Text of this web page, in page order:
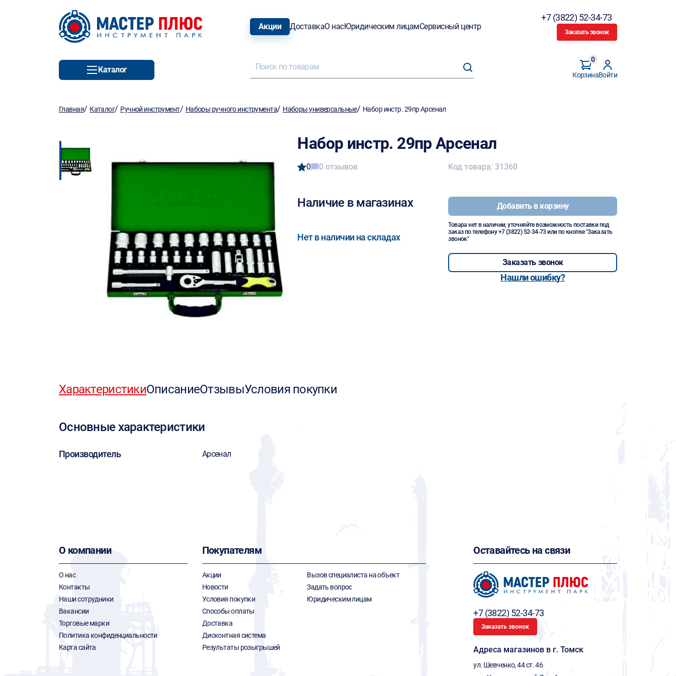
Акции ДоставкаО насЮридическим лицамСервисный центр
+7 (3822) 52-34-73
Заказать звонок
Каталог
Корзина
0
Войти
Главная/ Каталог/ Ручной инструмент/ Наборы ручного инструмента/ Наборы универсальные/ Набор инстр. 29пр Арсенал
Набор инстр. 29пр Арсенал
0 0 отзывов
Наличие в магазинах
Нет в наличии на складах
Код товара: 31360
Добавить в корзину
Товара нет в наличии, уточняйте возможность поставки под
заказ по телефону+7 (3822) 52-34-73 или по кнопке "Заказать
звонок"
Заказать звонок
Нашли ошибку?
ХарактеристикиОписаниеОтзывыУсловия покупки
Основные характеристики
Производитель Арсенал
О компании
О нас
Контакты
Наши сотрудники
Вакансии
Торговые марки
Политика конфиденциальности
Карта сайта
Покупателям
Акции
Новости
Условия покупки
Способы оплаты
Доставка
Дисконтная система
Результаты розыгрышей
Вызов специалиста на объект
Задать вопрос
Юридическим лицам
Оставайтесь на связи
+7 (3822) 52-34-73
Заказать звонок
Адреса магазинов в г. Томск
ул. Шевченко, 44 ст. 46